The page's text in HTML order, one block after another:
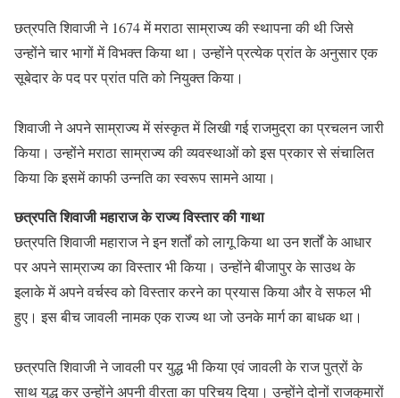
छत्रपति शिवाजी ने 1674 में मराठा साम्राज्य की स्थापना की थी जिसे
उन्होंने चार भागों में विभक्त किया था। उन्होंने प्रत्येक प्रांत के अनुसार एक
सूबेदार के पद पर प्रांत पति को नियुक्त किया।
शिवाजी ने अपने साम्राज्य में संस्कृत में लिखी गई राजमुद्रा का प्रचलन जारी
किया। उन्होंने मराठा साम्राज्य की व्यवस्थाओं को इस प्रकार से संचालित
किया कि इसमें काफी उन्नति का स्वरूप सामने आया।
छत्रपति शिवाजी महाराज के राज्य विस्तार की गाथा
छत्रपति शिवाजी महाराज ने इन शर्तों को लागू किया था उन शर्तों के आधार
पर अपने साम्राज्य का विस्तार भी किया। उन्होंने बीजापुर के साउथ के
इलाके में अपने वर्चस्व को विस्तार करने का प्रयास किया और वे सफल भी
हुए। इस बीच जावली नामक एक राज्य था जो उनके मार्ग का बाधक था।
छत्रपति शिवाजी ने जावली पर युद्ध भी किया एवं जावली के राज पुत्रों के
साथ युद्ध कर उन्होंने अपनी वीरता का परिचय दिया। उन्होंने दोनों राजकुमारों